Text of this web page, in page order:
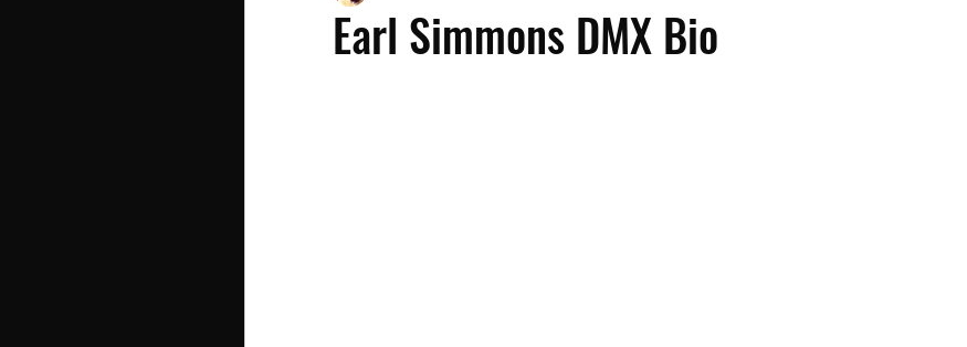
Earl Simmons DMX Bio